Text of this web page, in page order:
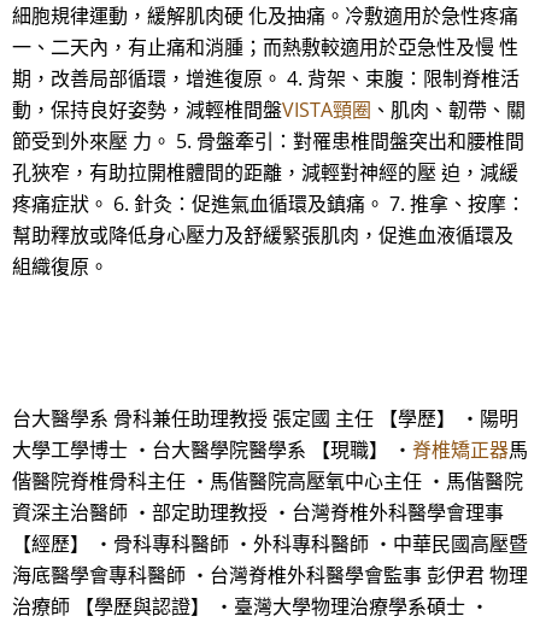
細胞規律運動，緩解肌肉硬 化及抽痛。冷敷適用於急性疼痛
一、二天內，有止痛和消腫；而熱敷較適用於亞急性及慢 性
期，改善局部循環，增進復原。 4. 背架、束腹：限制脊椎活
動，保持良好姿勢，減輕椎間盤VISTA頸圈 、肌肉、韌帶、關
節受到外來壓 力。 5. 骨盤牽引：對罹患椎間盤突出和腰椎間
孔狹窄，有助拉開椎體間的距離，減輕對神經的壓 迫，減緩
疼痛症狀。 6. 針灸：促進氣血循環及鎮痛。 7. 推拿、按摩：
幫助釋放或降低身心壓力及舒緩緊張肌肉，促進血液循環及
組織復原。
台大醫學系 骨科兼任助理教授 張定國 主任 【學歷】 ・陽明
大學工學博士 ・台大醫學院醫學系 【現職】 ・ 脊椎矯正器馬
偕醫院脊椎骨科主任 ・馬偕醫院高壓氧中心主任 ・馬偕醫院
資深主治醫師 ・部定助理教授 ・台灣脊椎外科醫學會理事
【經歷】 ・骨科專科醫師 ・外科專科醫師 ・中華民國高壓暨
海底醫學會專科醫師 ・台灣脊椎外科醫學會監事 彭伊君 物理
治療師 【學歷與認證】 ・臺灣大學物理治療學系碩士 ・